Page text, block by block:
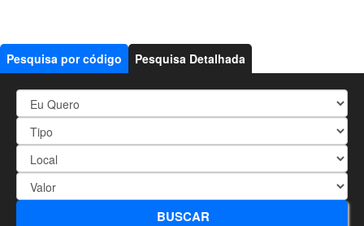
Pesquisa por código Pesquisa Detalhada
BUSCAR
1194 - localização próximo ao